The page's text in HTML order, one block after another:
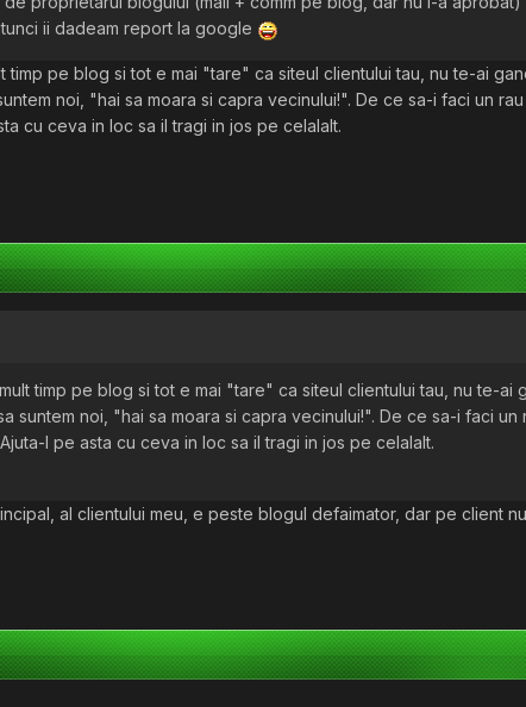
ii dadeam report la google
timp pe blog si tot e mai "tare" ca siteul clientului tau, nu te-ai
noi, "hai sa moara si capra vecinului!". De ce sa-i faci un
cu ceva in loc sa il tragi in jos pe celalalt.
timp pe blog si tot e mai "tare" ca siteul clientului tau, nu te-ai
suntem noi, "hai sa moara si capra vecinului!". De ce sa-i faci
l pe asta cu ceva in loc sa il tragi in jos pe celalalt.
al clientului meu, e peste blogul defaimator, dar pe client